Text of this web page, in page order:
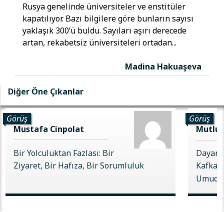
Rusya genelinde üniversiteler ve enstitüler
kapatılıyor. Bazı bilgilere göre bunların sayısı
yaklaşık 300’ü buldu. Sayıları aşırı derecede
artan, rekabetsiz üniversiteleri ortadan...
Madina Hakuaşeva
Diğer Öne Çıkanlar
Görüş
Mustafa Cinpolat
Bir Yolculuktan Fazlası: Bir
Ziyaret, Bir Hafıza, Bir Sorumluluk
Görüş
Mutlu
Kafkas
Umudu